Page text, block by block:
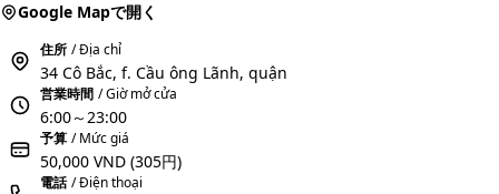
Google Mapで開く
住所 / Địa chỉ
34 Cô Bắc, f. Cầu ông Lãnh, quận
営業時間 / Giờ mở cửa
6:00～23:00
予算 / Mức giá
50,000 VND (305円)
電話 / Điện thoại